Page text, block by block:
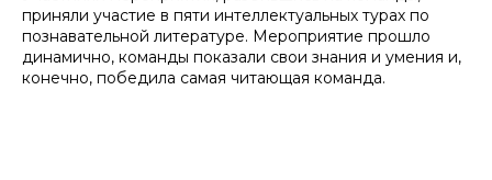
приняли участие в пяти интеллектуальных турах по
познавательной литературе. Мероприятие прошло
динамично, команды показали свои знания и умения и,
конечно, победила самая читающая команда.